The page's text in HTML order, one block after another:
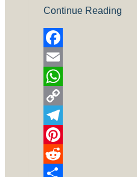
Continue Reading
Facebook
Email
WhatsApp
Copy
Link
Telegram
Pinterest
Reddit